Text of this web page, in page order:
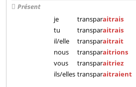
Présent
je
transparaitrais
tu
transparaitrais
il/elle
transparaitrait
nous
transparaitrions
vous
transparaitriez
ils/elles transparaitraient